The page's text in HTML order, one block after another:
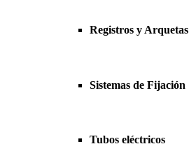
Registros y Arquetas
Sistemas de Fijación
Tubos eléctricos